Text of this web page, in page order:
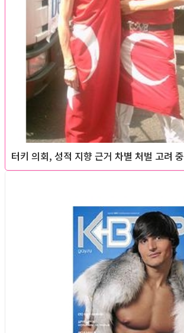
터키 의회, 성적 지향 근거 차별 처벌 고려 중